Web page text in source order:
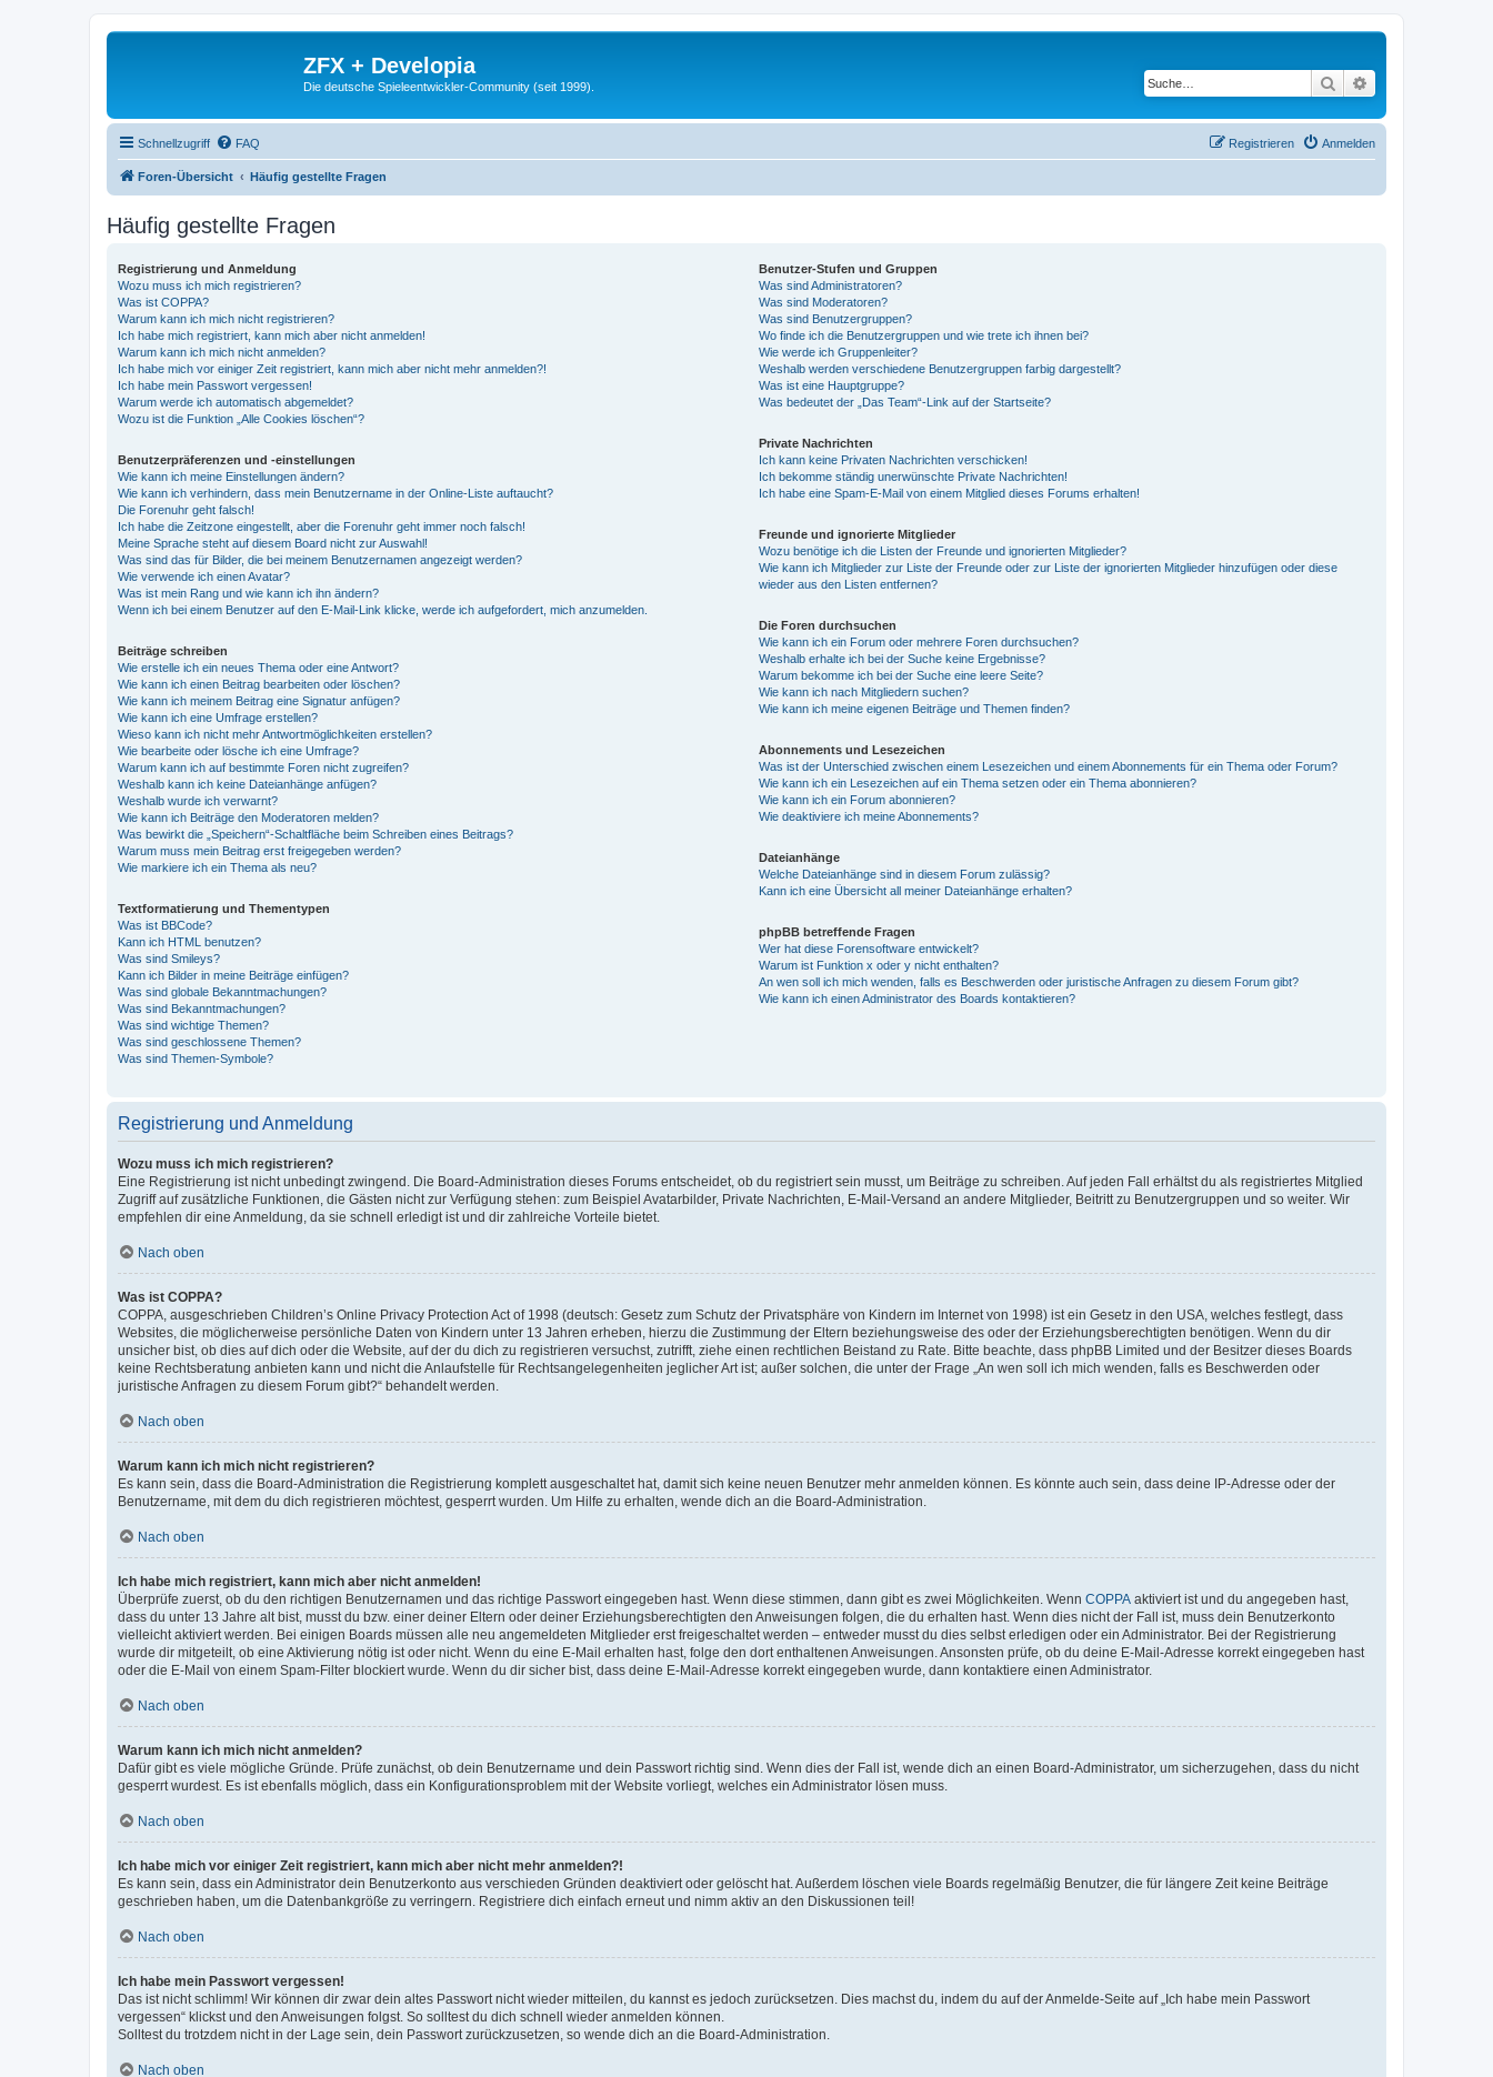
ZFX + Developia
Die deutsche Spieleentwickler-Community (seit 1999). Suche
Schnellzugriff FAQ Anmelden
Registrieren
Foren-Übersicht Häufig gestellte Fragen
Häufig gestellte Fragen
Registrierung und Anmeldung
Wozu muss ich mich registrieren?
Was ist COPPA?
Warum kann ich mich nicht registrieren?
Ich habe mich registriert, kann mich aber nicht anmelden!
Warum kann ich mich nicht anmelden?
Ich habe mich vor einiger Zeit registriert, kann mich aber nicht mehr anmelden?!
Ich habe mein Passwort vergessen!
Warum werde ich automatisch abgemeldet?
Wozu ist die Funktion „Alle Cookies löschen“?
Benutzerpräferenzen und -einstellungen
Wie kann ich meine Einstellungen ändern?
Wie kann ich verhindern, dass mein Benutzername in der Online-Liste auftaucht?
Die Forenuhr geht falsch!
Ich habe die Zeitzone eingestellt, aber die Forenuhr geht immer noch falsch!
Meine Sprache steht auf diesem Board nicht zur Auswahl!
Was sind das für Bilder, die bei meinem Benutzernamen angezeigt werden?
Wie verwende ich einen Avatar?
Was ist mein Rang und wie kann ich ihn ändern?
Wenn ich bei einem Benutzer auf den E-Mail-Link klicke, werde ich aufgefordert, mich anzumelden.
Beiträge schreiben
Wie erstelle ich ein neues Thema oder eine Antwort?
Wie kann ich einen Beitrag bearbeiten oder löschen?
Wie kann ich meinem Beitrag eine Signatur anfügen?
Wie kann ich eine Umfrage erstellen?
Wieso kann ich nicht mehr Antwortmöglichkeiten erstellen?
Wie bearbeite oder lösche ich eine Umfrage?
Warum kann ich auf bestimmte Foren nicht zugreifen?
Weshalb kann ich keine Dateianhänge anfügen?
Weshalb wurde ich verwarnt?
Wie kann ich Beiträge den Moderatoren melden?
Was bewirkt die „Speichern“-Schaltfläche beim Schreiben eines Beitrags?
Warum muss mein Beitrag erst freigegeben werden?
Wie markiere ich ein Thema als neu?
Textformatierung und Thementypen
Was ist BBCode?
Kann ich HTML benutzen?
Was sind Smileys?
Kann ich Bilder in meine Beiträge einfügen?
Was sind globale Bekanntmachungen?
Was sind Bekanntmachungen?
Was sind wichtige Themen?
Was sind geschlossene Themen?
Was sind Themen-Symbole?
Benutzer-Stufen und Gruppen
Was sind Administratoren?
Was sind Moderatoren?
Was sind Benutzergruppen?
Wo finde ich die Benutzergruppen und wie trete ich ihnen bei?
Wie werde ich Gruppenleiter?
Weshalb werden verschiedene Benutzergruppen farbig dargestellt?
Was ist eine Hauptgruppe?
Was bedeutet der „Das Team“-Link auf der Startseite?
Private Nachrichten
Ich kann keine Privaten Nachrichten verschicken!
Ich bekomme ständig unerwünschte Private Nachrichten!
Ich habe eine Spam-E-Mail von einem Mitglied dieses Forums erhalten!
Freunde und ignorierte Mitglieder
Wozu benötige ich die Listen der Freunde und ignorierten Mitglieder?
Wie kann ich Mitglieder zur Liste der Freunde oder zur Liste der ignorierten Mitglieder hinzufügen oder diese
wieder aus den Listen entfernen?
Die Foren durchsuchen
Wie kann ich ein Forum oder mehrere Foren durchsuchen?
Weshalb erhalte ich bei der Suche keine Ergebnisse?
Warum bekomme ich bei der Suche eine leere Seite?
Wie kann ich nach Mitgliedern suchen?
Wie kann ich meine eigenen Beiträge und Themen finden?
Abonnements und Lesezeichen
Was ist der Unterschied zwischen einem Lesezeichen und einem Abonnements für ein Thema oder Forum?
Wie kann ich ein Lesezeichen auf ein Thema setzen oder ein Thema abonnieren?
Wie kann ich ein Forum abonnieren?
Wie deaktiviere ich meine Abonnements?
Dateianhänge
Welche Dateianhänge sind in diesem Forum zulässig?
Kann ich eine Übersicht all meiner Dateianhänge erhalten?
phpBB betreffende Fragen
Wer hat diese Forensoftware entwickelt?
Warum ist Funktion x oder y nicht enthalten?
An wen soll ich mich wenden, falls es Beschwerden oder juristische Anfragen zu diesem Forum gibt?
Wie kann ich einen Administrator des Boards kontaktieren?
Registrierung und Anmeldung
Wozu muss ich mich registrieren?
Eine Registrierung ist nicht unbedingt zwingend. Die Board-Administration dieses Forums entscheidet, ob du registriert sein musst, um Beiträge zu schreiben. Auf jeden Fall erhältst du als registriertes Mitglied
Zugriff auf zusätzliche Funktionen, die Gästen nicht zur Verfügung stehen: zum Beispiel Avatarbilder, Private Nachrichten, E-Mail-Versand an andere Mitglieder, Beitritt zu Benutzergruppen und so weiter. Wir
empfehlen dir eine Anmeldung, da sie schnell erledigt ist und dir zahlreiche Vorteile bietet.
Nach oben
Was ist COPPA?
COPPA, ausgeschrieben Children’s Online Privacy Protection Act of 1998 (deutsch: Gesetz zum Schutz der Privatsphäre von Kindern im Internet von 1998) ist ein Gesetz in den USA, welches festlegt, dass
Websites, die möglicherweise persönliche Daten von Kindern unter 13 Jahren erheben, hierzu die Zustimmung der Eltern beziehungsweise des oder der Erziehungsberechtigten benötigen. Wenn du dir
unsicher bist, ob dies auf dich oder die Website, auf der du dich zu registrieren versuchst, zutrifft, ziehe einen rechtlichen Beistand zu Rate. Bitte beachte, dass phpBB Limited und der Besitzer dieses Boards
keine Rechtsberatung anbieten kann und nicht die Anlaufstelle für Rechtsangelegenheiten jeglicher Art ist; außer solchen, die unter der Frage „An wen soll ich mich wenden, falls es Beschwerden oder
juristische Anfragen zu diesem Forum gibt?“ behandelt werden.
Nach oben
Warum kann ich mich nicht registrieren?
Es kann sein, dass die Board-Administration die Registrierung komplett ausgeschaltet hat, damit sich keine neuen Benutzer mehr anmelden können. Es könnte auch sein, dass deine IP-Adresse oder der
Benutzername, mit dem du dich registrieren möchtest, gesperrt wurden. Um Hilfe zu erhalten, wende dich an die Board-Administration.
Nach oben
Ich habe mich registriert, kann mich aber nicht anmelden!
Überprüfe zuerst, ob du den richtigen Benutzernamen und das richtige Passwort eingegeben hast. Wenn diese stimmen, dann gibt es zwei Möglichkeiten. Wenn COPPA aktiviert ist und du angegeben hast,
dass du unter 13 Jahre alt bist, musst du bzw. einer deiner Eltern oder deiner Erziehungsberechtigten den Anweisungen folgen, die du erhalten hast. Wenn dies nicht der Fall ist, muss dein Benutzerkonto
vielleicht aktiviert werden. Bei einigen Boards müssen alle neu angemeldeten Mitglieder erst freigeschaltet werden – entweder musst du dies selbst erledigen oder ein Administrator. Bei der Registrierung
wurde dir mitgeteilt, ob eine Aktivierung nötig ist oder nicht. Wenn du eine E-Mail erhalten hast, folge den dort enthaltenen Anweisungen. Ansonsten prüfe, ob du deine E-Mail-Adresse korrekt eingegeben hast
oder die E-Mail von einem Spam-Filter blockiert wurde. Wenn du dir sicher bist, dass deine E-Mail-Adresse korrekt eingegeben wurde, dann kontaktiere einen Administrator.
Nach oben
Warum kann ich mich nicht anmelden?
Dafür gibt es viele mögliche Gründe. Prüfe zunächst, ob dein Benutzername und dein Passwort richtig sind. Wenn dies der Fall ist, wende dich an einen Board-Administrator, um sicherzugehen, dass du nicht
gesperrt wurdest. Es ist ebenfalls möglich, dass ein Konfigurationsproblem mit der Website vorliegt, welches ein Administrator lösen muss.
Nach oben
Ich habe mich vor einiger Zeit registriert, kann mich aber nicht mehr anmelden?!
Es kann sein, dass ein Administrator dein Benutzerkonto aus verschieden Gründen deaktiviert oder gelöscht hat. Außerdem löschen viele Boards regelmäßig Benutzer, die für längere Zeit keine Beiträge
geschrieben haben, um die Datenbankgröße zu verringern. Registriere dich einfach erneut und nimm aktiv an den Diskussionen teil!
Nach oben
Ich habe mein Passwort vergessen!
Das ist nicht schlimm! Wir können dir zwar dein altes Passwort nicht wieder mitteilen, du kannst es jedoch zurücksetzen. Dies machst du, indem du auf der Anmelde-Seite auf „Ich habe mein Passwort
vergessen“ klickst und den Anweisungen folgst. So solltest du dich schnell wieder anmelden können.
Solltest du trotzdem nicht in der Lage sein, dein Passwort zurückzusetzen, so wende dich an die Board-Administration.
Nach oben